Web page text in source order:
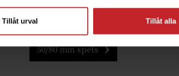
Tillåt urval Tillåt alla
400, Cultus 425-525, Cultus HD
425-525, Opus, Swift, TopDown
50/80 mm spets